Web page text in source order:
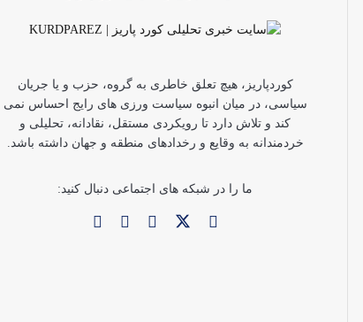
کوردپاریز، هیچ تعلق خاطری به گروه، حزب و یا جریان
سیاسی، در میان انبوه سیاست ورزی های رایج احساس نمی
کند و تلاش دارد تا رویکردی مستقل، نقادانه، تحلیلی و
خردمندانه به وقایع و رخدادهای منطقه و جهان داشته باشد.
ما را در شبکه های اجتماعی دنبال کنید: